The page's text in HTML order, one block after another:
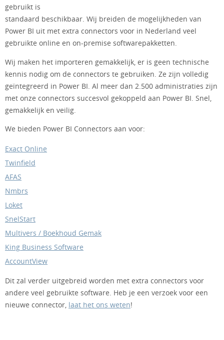
gebruikt is
standaard beschikbaar. Wij breiden de mogelijkheden van
Power BI uit met extra connectors voor in Nederland veel
gebruikte online en on-premise softwarepakketten.
Wij maken het importeren gemakkelijk, er is geen technische
kennis nodig om de connectors te gebruiken. Ze zijn volledig
geïntegreerd in Power BI. Al meer dan 2.500 administraties zijn
met onze connectors succesvol gekoppeld aan Power BI. Snel,
gemakkelijk en veilig.
We bieden Power BI Connectors aan voor:
Exact Online
Twinfield
AFAS
Nmbrs
Loket
SnelStart
Multivers / Boekhoud Gemak
King Business Software
AccountView
Dit zal verder uitgebreid worden met extra connectors voor
andere veel gebruikte software. Heb je een verzoek voor een
nieuwe connector, laat het ons weten!